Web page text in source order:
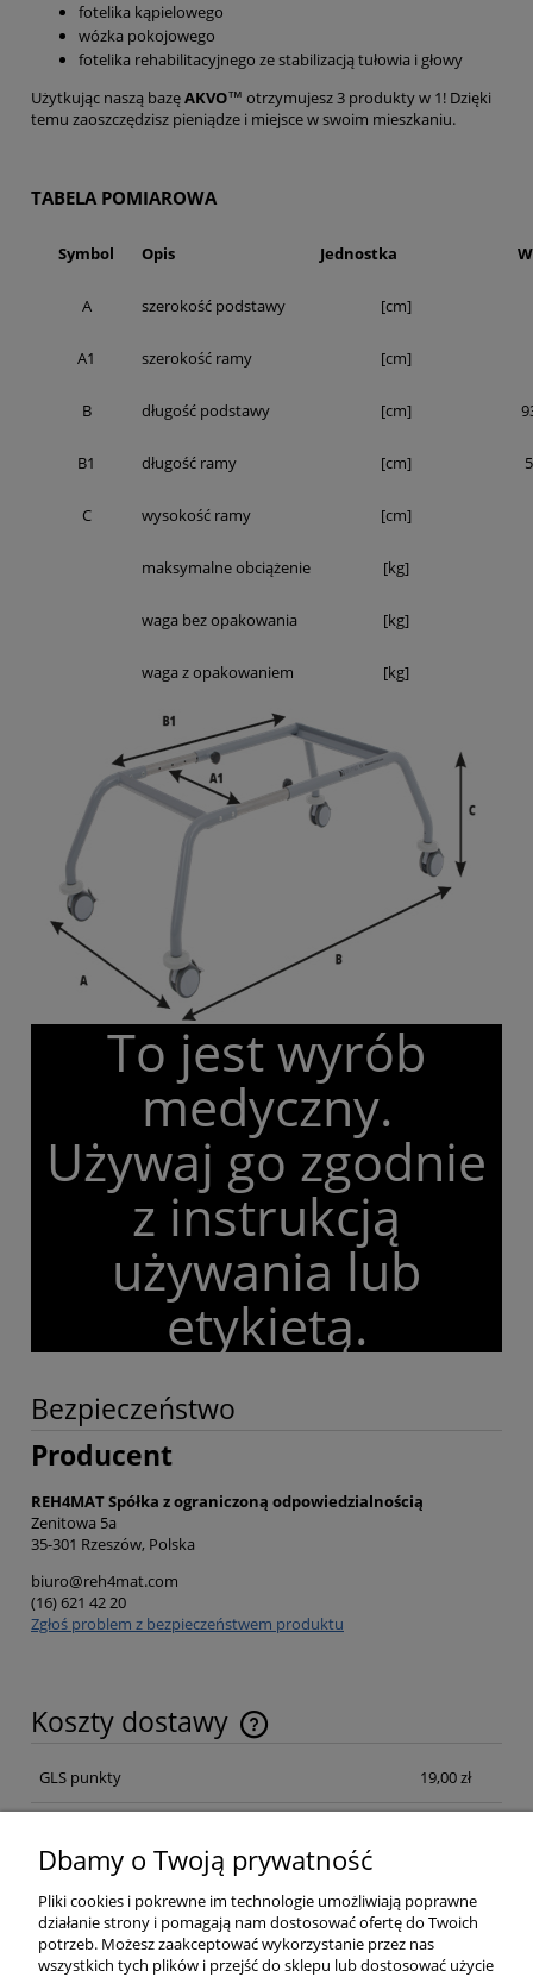
fotelika kąpielowego
wózka pokojowego
fotelika rehabilitacyjnego ze stabilizacją tułowia i głowy
Użytkując naszą bazęAKVO™ otrzymujesz 3 produkty w 1! Dzięki
temu zaoszczędzisz pieniądze i miejsce w swoim mieszkaniu.
TABELA POMIAROWA
Symbol Opis Jednostka
A szerokość podstawy [cm]
A1 szerokość ramy [cm]
B długość podstawy [cm]
B1 długość ramy [cm]
C wysokość ramy [cm]
maksymalne obciążenie [kg]
waga bez opakowania [kg]
waga z opakowaniem [kg]
To jest wyrób
medyczny.
Używaj go zgodnie
z instrukcją
używania lub
etykietą.
Bezpieczeństwo
Producent
REH4MAT Spółka z ograniczoną odpowiedzialnością
Zenitowa 5a
35-301 Rzeszów, Polska
biuro@reh4mat.com
(16) 621 42 20
Zgłoś problem z bezpieczeństwem produktu
Koszty dostawy
Cena nie zawiera ewentualnych kosztów płatności
GLS punkty
19,00 zł
Kurier GLS Poland Pobraniowa
Opinie o produkcie (0)
Dbamy o Twoją prywatność
Pliki cookies i pokrewne im technologie umożliwiają poprawne
działanie strony i pomagają nam dostosować ofertę do Twoich
potrzeb. Możesz zaakceptować wykorzystanie przez nas
wszystkich tych plików i przejść do sklepu lub dostosować użycie